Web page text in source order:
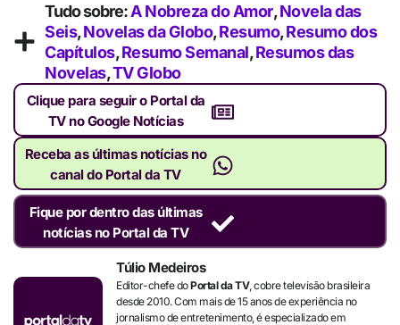
Tudo sobre:A Nobreza do Amor,Novela das
Seis,Novelas da Globo,Resumo,Resumo dos
Capítulos,Resumo Semanal,Resumos das
Novelas,TV Globo
Clique para seguir o Portal da
TV no Google Notícias
Receba as últimas notícias no
canal do Portal da TV
Fique por dentro das últimas
notícias no Portal da TV
Túlio Medeiros
Editor-chefe doPortal da TV, cobre televisão brasileira
desde 2010. Com mais de 15 anos de experiência no
jornalismo de entretenimento, é especializado em